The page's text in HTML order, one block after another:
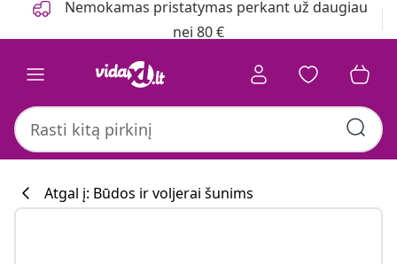
Nemokamas pristatymas perkant už daugiau
nei 80 €
Atgal į: Būdos ir voljerai šunims